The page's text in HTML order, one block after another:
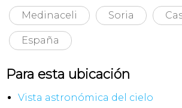
Medinaceli Soria
España
Para esta ubicación
Vista astronómica del cielo